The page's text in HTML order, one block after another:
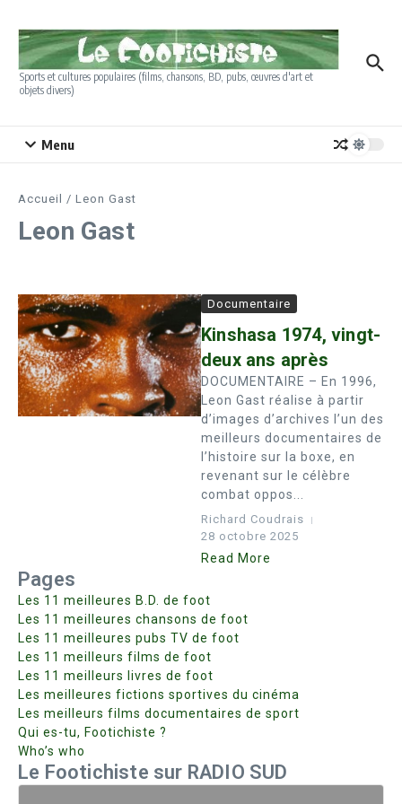
Sports et cultures populaires (films, chansons, BD, pubs, œuvres d'art et
objets divers)
Menu
Accueil / Leon Gast
Leon Gast
Documentaire
Kinshasa 1974, vingt-
deux ans après
DOCUMENTAIRE – En 1996,
Leon Gast réalise à partir
d’images d’archives l’un des
meilleurs documentaires de
l’histoire sur la boxe, en
revenant sur le célèbre
combat oppos...
Richard Coudrais
28 octobre 2025
Read More
Pages
Les 11 meilleures B.D. de foot
Les 11 meilleures chansons de foot
Les 11 meilleures pubs TV de foot
Les 11 meilleurs films de foot
Les 11 meilleurs livres de foot
Les meilleures fictions sportives du cinéma
Les meilleurs films documentaires de sport
Qui es-tu, Footichiste ?
Who’s who
Le Footichiste sur RADIO SUD